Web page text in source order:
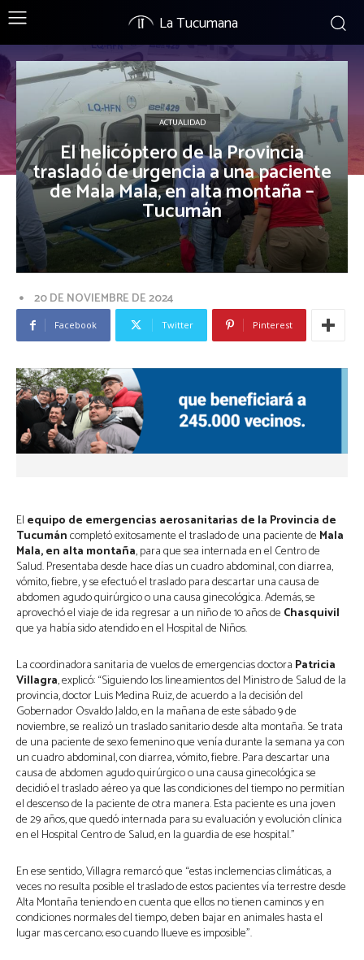
La Tucumana
ACTUALIDAD
El helicóptero de la Provincia
trasladó de urgencia a una paciente
de Mala Mala, en alta montaña –
Tucumán
20 DE NOVIEMBRE DE 2024
Facebook Twitter Pinterest
El equipo de emergencias aerosanitarias de la Provincia de
Tucumáncompletó exitosamente el traslado de una paciente de Mala
Mala, en alta montaña, para que sea internada en el Centro de
Salud. Presentaba desde hace días un cuadro abdominal, con diarrea,
vómito, fiebre, y se efectuó el traslado para descartar una causa de
abdomen agudo quirúrgico o una causa ginecológica. Además, se
aprovechó el viaje de ida regresar a un niño de 10 años de Chasquivil
que ya había sido atendido en el Hospital de Niños.
La coordinadora sanitaria de vuelos de emergencias doctora Patricia
Villagra, explicó: “Siguiendo los lineamientos del Ministro de Salud de la
provincia, doctor Luis Medina Ruiz, de acuerdo a la decisión del
Gobernador Osvaldo Jaldo, en la mañana de este sábado 9 de
noviembre, se realizó un traslado sanitario desde alta montaña. Se trata
de una paciente de sexo femenino que venía durante la semana ya con
un cuadro abdominal, con diarrea, vómito, fiebre. Para descartar una
causa de abdomen agudo quirúrgico o una causa ginecológica se
decidió el traslado aéreo ya que las condiciones del tiempo no permitían
el descenso de la paciente de otra manera. Esta paciente es una joven
de 29 años, que quedó internada para su evaluación y evolución clínica
en el Hospital Centro de Salud, en la guardia de ese hospital.”
En ese sentido, Villagra remarcó que “estas inclemencias climáticas, a
veces no resulta posible el traslado de estos pacientes vía terrestre desde
Alta Montaña teniendo en cuenta que ellos no tienen caminos y en
condiciones normales del tiempo, deben bajar en animales hasta el
lugar mas cercano; eso cuando llueve es imposible”.